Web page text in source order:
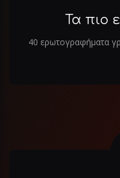
Τα πιο
40 ερωτογραφήματα